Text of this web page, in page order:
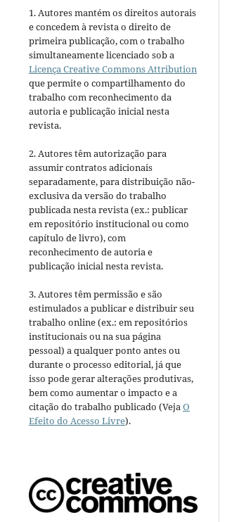
1. Autores mantém os direitos autorais
e concedem à revista o direito de
primeira publicação, com o trabalho
simultaneamente licenciado sob a
Licença Creative Commons Attribution
que permite o compartilhamento do
trabalho com reconhecimento da
autoria e publicação inicial nesta
revista.
2. Autores têm autorização para
assumir contratos adicionais
separadamente, para distribuição não-
exclusiva da versão do trabalho
publicada nesta revista (ex.: publicar
em repositório institucional ou como
capítulo de livro), com
reconhecimento de autoria e
publicação inicial nesta revista.
3. Autores têm permissão e são
estimulados a publicar e distribuir seu
trabalho online (ex.: em repositórios
institucionais ou na sua página
pessoal) a qualquer ponto antes ou
durante o processo editorial, já que
isso pode gerar alterações produtivas,
bem como aumentar o impacto e a
citação do trabalho publicado (Veja O
Efeito do Acesso Livre).